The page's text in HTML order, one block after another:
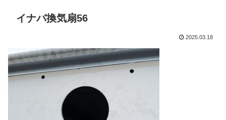
イナバ換気扇56
2025.03.18